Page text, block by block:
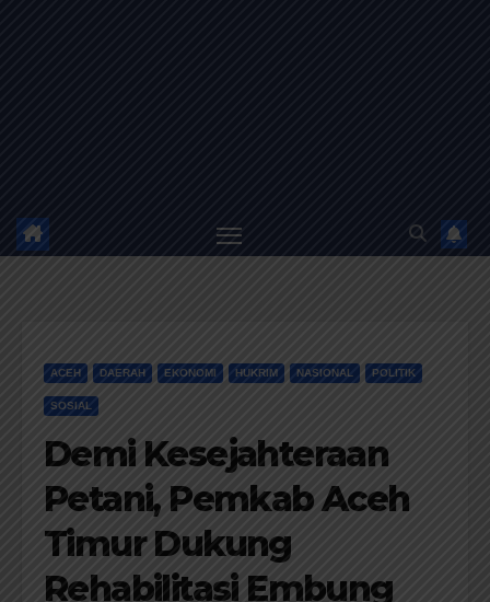
ACEH DAERAH EKONOMI HUKRIM NASIONAL POLITIK
SOSIAL
Demi Kesejahteraan
Petani, Pemkab Aceh
Timur Dukung
Rehabilitasi Embung